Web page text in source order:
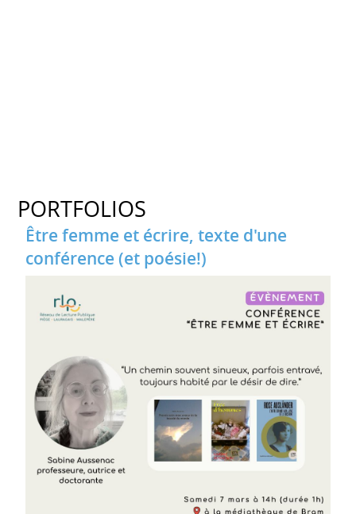
PORTFOLIOS
Être femme et écrire, texte d'une
conférence (et poésie!)